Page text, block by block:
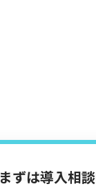
まずは導入相談